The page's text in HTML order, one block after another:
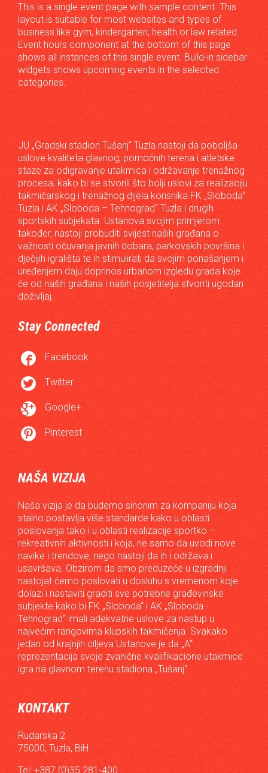
This is a single event page with sample content. This
layout is suitable for most websites and types of
business like gym, kindergarten, health or law related.
Event hours component at the bottom of this page
shows all instances of this single event. Build-in sidebar
widgets shows upcoming events in the selected
categories.
JU „Gradski stadion Tušanj“ Tuzla nastoji da poboljša
uslove kvaliteta glavnog, pomoćnih terena i atletske
staze za odigravanje utakmica i održavanje trenažnog
procesa, kako bi se stvorili što bolji uslovi za realizaciju
takmičarskog i trenažnog dijela korisnika FK „Sloboda“
Tuzla i AK „Sloboda – Tehnograd“ Tuzla i drugih
sportskih subjekata. Ustanova svojim primjerom
također, nastoji probuditi svijest naših građana o
važnosti očuvanja javnih dobara, parkovskih površina i
dječijih igrališta te ih stimulirati da svojim ponašanjem i
uređenjem daju doprinos urbanom izgledu grada koje
će od naših građana i naših posjetitelja stvoriti ugodan
doživljaj.
Stay Connected
 Facebook
 Twitter
 Google+
 Pinterest
NAŠA VIZIJA
Naša vizija je da budemo sinonim za kompaniju koja
stalno postavlja više standarde kako u oblasti
poslovanja tako i u oblasti realizacije sportko –
rekreativnih aktivnosti i koja, ne samo da uvodi nove
navike i trendove, nego nastoji da ih i održava i
usavršava. Obzirom da smo preduzeće u izgradnji
nastojat ćemo poslovati u dosluhu s vremenom koje
dolazi i nastaviti graditi sve potrebne građevinske
subjekte kako bi FK „Sloboda“ i AK „Sloboda -
Tehnograd“ imali adekvatne uslove za nastup u
najvećim rangovima klupskih takmičenja. Svakako
jedan od krajnjih ciljeva Ustanove je da „A“
reprezentacija svoje zvanične kvalifikacione utakmice
igra na glavnom terenu stadiona „Tušanj“.
KONTAKT
Rudarska 2
75000, Tuzla, BiH
Tel: +387 (0)35 281-400